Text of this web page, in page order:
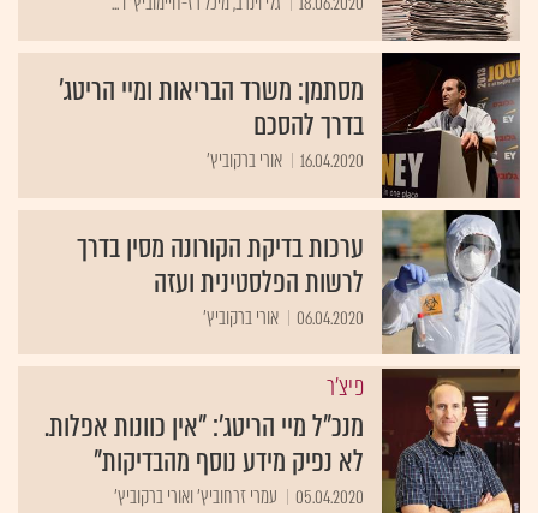
מסתמן: משרד הבריאות ומיי הריטג'
בדרך להסכם
16.04.2020 אורי ברקוביץ'
ערכות בדיקת הקורונה מסין בדרך
לרשות הפלסטינית ועזה
06.04.2020 אורי ברקוביץ'
פיצ'ר
מנכ"ל מיי הריטג': "אין כוונות אפלות.
לא נפיק מידע נוסף מהבדיקות"
05.04.2020 עמרי זרחוביץ' ואורי ברקוביץ'